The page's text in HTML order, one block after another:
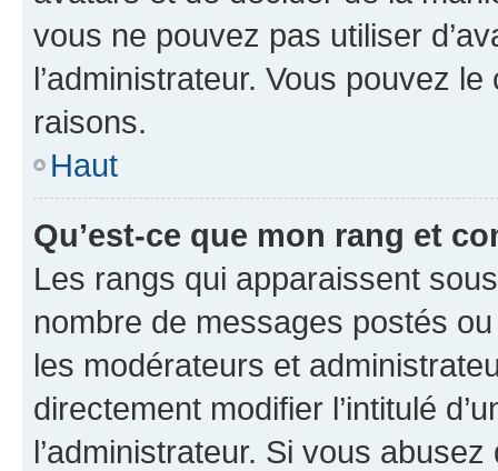
vous ne pouvez pas utiliser
l’administrateur. Vous pouvez
raisons.
Haut
Qu’est-ce que mon rang et
Les rangs qui apparaissent
nombre de messages postés
les modérateurs et
directement modifier l’intitulé
l’administrateur. Si vous